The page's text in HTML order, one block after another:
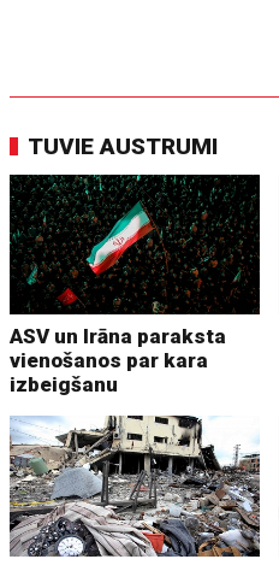
TUVIE AUSTRUMI
ASV un Irāna paraksta
vienošanos par kara
izbeigšanu